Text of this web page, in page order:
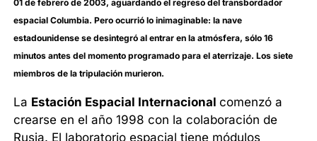
01 de febrero de 2003, aguardando el regreso del transbordador
espacial Columbia. Pero ocurrió lo inimaginable: la nave
estadounidense se desintegró al entrar en la atmósfera, sólo 16
minutos antes del momento programado para el aterrizaje. Los siete
miembros de la tripulación murieron.
La Estación Espacial Internacionalcomenzó a
crearse en el año 1998 con la colaboración de
Rusia. El laboratorio espacial tiene módulos